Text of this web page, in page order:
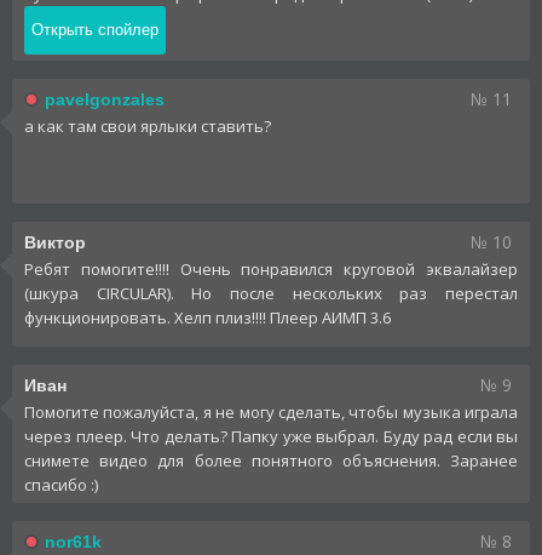
pavelgonzales № 11
а как там свои ярлыки ставить?
Виктор № 10
Ребят помогите!!!! Очень понравился круговой эквалайзер
(шкура CIRCULAR). Но после нескольких раз перестал
функционировать. Хелп плиз!!!! Плеер АИМП 3.6
Иван № 9
Помогите пожалуйста, я не могу сделать, чтобы музыка играла
через плеер. Что делать? Папку уже выбрал. Буду рад если вы
снимете видео для более понятного объяснения. Заранее
спасибо :)
nor61k № 8